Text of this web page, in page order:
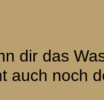
dir das
auch noch